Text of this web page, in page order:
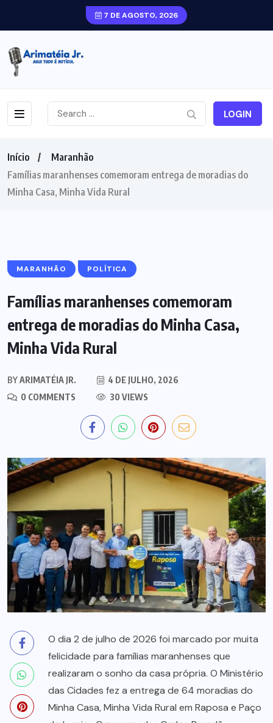
7 DE AGOSTO, 2026
LOGIN
Início
Maranhão
Famílias maranhenses comemoram entrega de moradias do
Minha Casa, Minha Vida Rural
MARANHÃO POLÍTICA
Famílias maranhenses comemoram
entrega de moradias do Minha Casa,
Minha Vida Rural
BYARIMATÉIA JR.
4 DE JULHO, 2026
0 COMMENTS
30 VIEWS
O dia 2 de julho de 2026 foi marcado por muita
felicidade para famílias maranhenses que
realizaram o sonho da casa própria. O Ministério
das Cidades fez a entrega de 64 moradias do
Minha Casa, Minha Vida Rural em Raposa e Paço